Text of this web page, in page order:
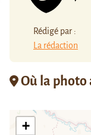
Rédigé par :
La rédaction
Où la photo
+